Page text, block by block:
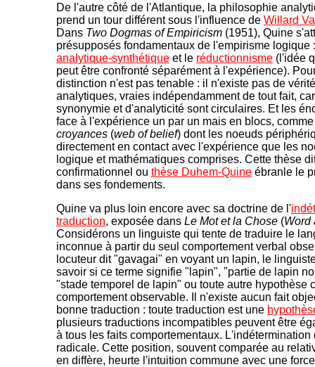
De l'autre côté de l'Atlantique, la philosophie
prend un tour différent sous l'influence de Willard
Dans Two Dogmas of Empiricism (1951), Quine
présupposés fondamentaux de l'empirisme logique
analytique-synthétique et le réductionnisme (l'idée
peut être confronté séparément à l'expérience).
distinction n'est pas tenable : il n'existe pas de
analytiques, vraies indépendamment de tout fait,
synonymie et d'analyticité sont circulaires. Et les
face à l'expérience un par un mais en blocs,
croyances (web of belief) dont les noeuds
directement en contact avec l'expérience que les
logique et mathématiques comprises. Cette thèse
confirmationnel ou thèse Duhem-Quine ébranle le
dans ses fondements.
Quine va plus loin encore avec sa doctrine de l'
traduction, exposée dans Le Mot et la Chose (Word
Considérons un linguiste qui tente de traduire le
inconnue à partir du seul comportement verbal
locuteur dit "gavagai" en voyant un lapin, le
savoir si ce terme signifie "lapin", "partie de lapin
"stade temporel de lapin" ou toute autre hypothèse
comportement observable. Il n'existe aucun fait
bonne traduction : toute traduction est une
plusieurs traductions incompatibles peuvent être
à tous les faits comportementaux. L'indétermination
radicale. Cette position, souvent comparée au
en diffère, heurte l'intuition commune avec une